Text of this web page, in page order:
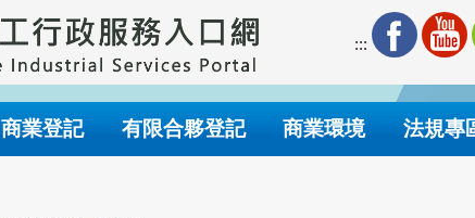
:::
商業登記 有限合夥登記 商業環境 法規專